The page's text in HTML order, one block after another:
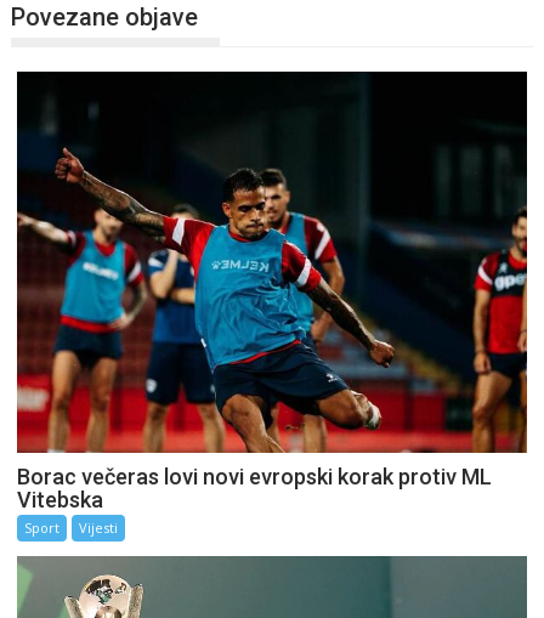
Povezane objave
Borac večeras lovi novi evropski korak protiv ML
Vitebska
Sport Vijesti